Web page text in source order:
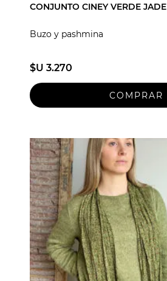
CONJUNTO CINEY VERDE JADE
Buzo y pashmina
$U 3.270